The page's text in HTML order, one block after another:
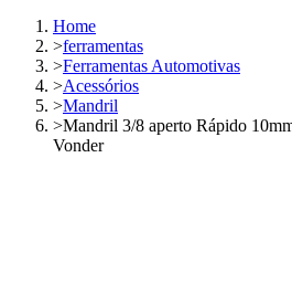
Home
>ferramentas
>Ferramentas Automotivas
>Acessórios
>Mandril
>Mandril 3/8 aperto Rápido
Vonder